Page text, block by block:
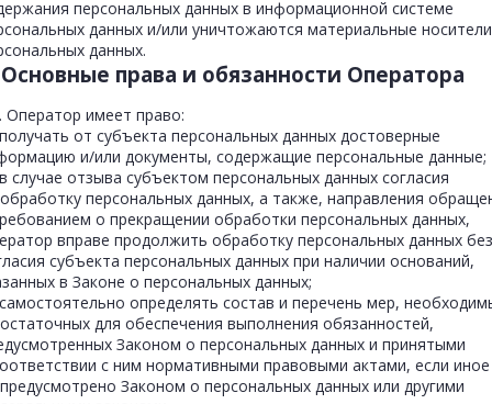
персональных данных в информационной системе
данных и/или уничтожаются материальные носители
данных.
права и обязанности Оператора
Оператор имеет право:
от субъекта персональных данных достоверные
и/или документы, содержащие персональные данные;
случае отзыва субъектом персональных данных согласия
персональных данных, а также, направления
о прекращении обработки персональных данных,
вправе продолжить обработку персональных данных без
субъекта персональных данных при наличии оснований,
в Законе о персональных данных;
определять состав и перечень мер,
для обеспечения выполнения обязанностей,
Законом о персональных данных и принятыми
с ним нормативными правовыми актами, если иное
Законом о персональных данных или другими